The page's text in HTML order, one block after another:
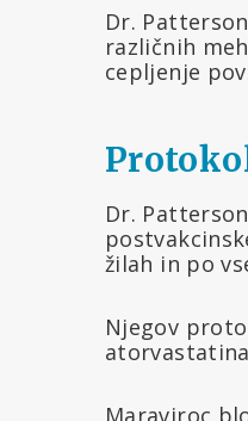
Dr.
različnih
cepljenje
Dr.
žilah in po
Njegov
Maraviroc